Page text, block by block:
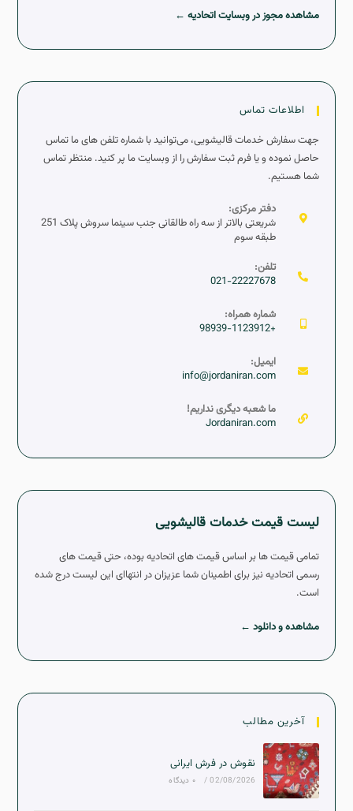
مشاهده مجوز در وبسایت اتحادیه ←
اطلاعات تماس
جهت سفارش خدمات قالیشویی، می‌توانید با شماره تلفن های ما تماس
حاصل نموده و یا فرم ثبت سفارش را از وبسایت ما پر کنید. منتظر تماس
شما هستیم.
دفتر مرکزی:
شریعتی بالاتر از سه راه طالقانی جنب سینما سروش پلاک 251
طبقه سوم
تلفن:
021-22227678
شماره همراه:
+98939-1123912
ایمیل:
info@jordaniran.com
ما شعبه دیگری نداریم!
Jordaniran.com
لیست قیمت خدمات قالیشویی
تمامی قیمت ها بر اساس قیمت های اتحادیه بوده، حتی قیمت های
رسمی اتحادیه نیز برای اطمینان شما عزیزان در انتهاای این لیست درج شده
است.
مشاهده و دانلود ←
آخرین مطالب
نقوش در فرش ایرانی
02/08/2026
/ ۰ دیدگاه